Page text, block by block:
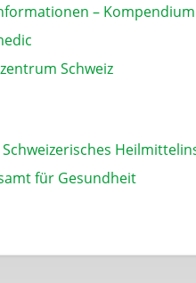
– Kompendium
Schweiz
Schweizerisches
für Gesundheit